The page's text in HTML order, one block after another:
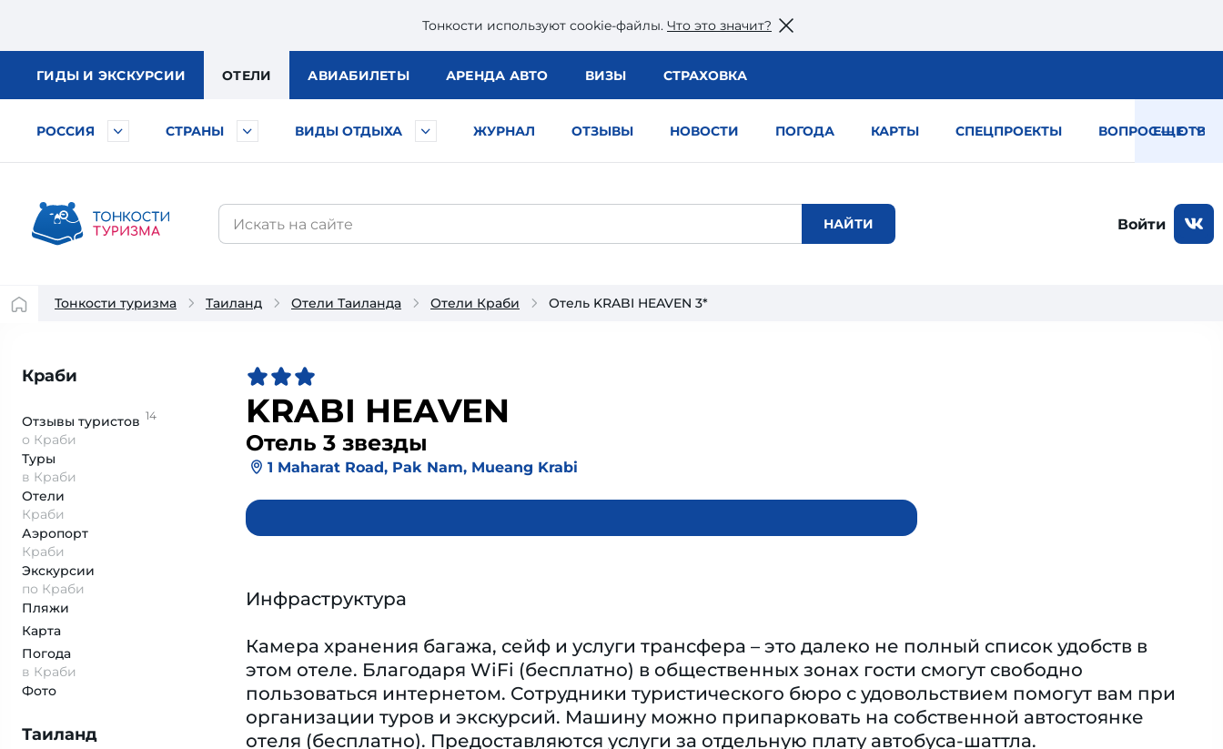
Тонкости используют сookie-файлы. Что это значит?
ГИДЫ И ЭКСКУРСИИ ОТЕЛИ АВИАБИЛЕТЫ АРЕНДА АВТО ВИЗЫ СТРАХОВКА
РОССИЯ СТРАНЫ ВИДЫ ОТДЫХА ЖУРНАЛ ОТЗЫВЫ НОВОСТИ ПОГОДА КАРТЫ СПЕЦПРОЕКТЫ ВОПРОС — ОТВЕТ
ЕЩЕ
Войти
Тонкости туризма Таиланд Отели Таиланда Отели Краби Отель KRABI HEAVEN 3*
Краби
Отзывы туристов 14
о Краби
Туры
в Краби
Отели
Краби
Аэропорт
Краби
Экскурсии
по Краби
Пляжи
Карта
Погода
в Краби
Фото
Таиланд
KRABI HEAVEN
Отель 3 звезды
1 Maharat Road, Pak Nam, Mueang Krabi
Инфраструктура
Камера хранения багажа, сейф и услуги трансфера – это далеко не полный список удобств в
этом отеле. Благодаря WiFi (бесплатно) в общественных зонах гости смогут свободно
пользоваться интернетом. Сотрудники туристического бюро с удовольствием помогут вам при
организации туров и экскурсий. Машину можно припарковать на собственной автостоянке
отеля (бесплатно). Предоставляются услуги за отдельную плату автобуса-шаттла.